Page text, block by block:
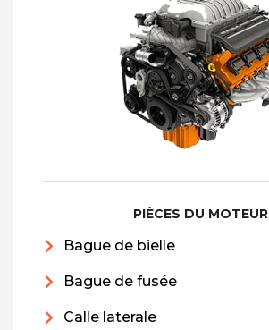
PIÈCES DU MOTEUR
Bague de bielle
Bague de fusée
Calle laterale